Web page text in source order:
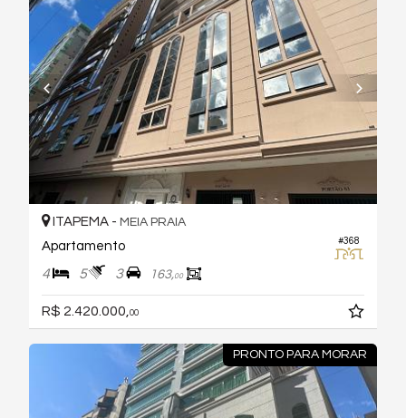
#368
ITAPEMA - MEIA PRAIA
Apartamento
4 5 3 163,00
R$ 2.420.000, 00
PRONTO PARA MORAR